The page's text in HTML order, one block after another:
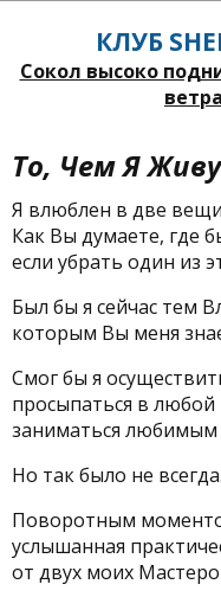
КЛУБ
Сокол высоко
То, Чем Я
Я влюблен в две
Как Вы думаете, где
если убрать один из
Был бы я сейчас тем
которым Вы меня
Смог бы я
просыпаться в
заниматься любимым
Но так было не
Поворотным
услышанная
от двух моих